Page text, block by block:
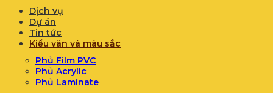
Dịch vụ
Dự án
Tin tức
Kiểu vân và màu sắc
Phủ Film PVC
Phủ Acrylic
Phủ Laminate